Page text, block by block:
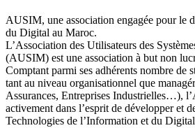
AUSIM, une association engagée pour le
du Digital au Maroc.
L’Association des Utilisateurs des
(AUSIM) est une association à but non
Comptant parmi ses adhérents nombre de
tant au niveau organisationnel que
Assurances, Entreprises Industrielles…),
activement dans l’esprit de développer et
Technologies de l’Information et du